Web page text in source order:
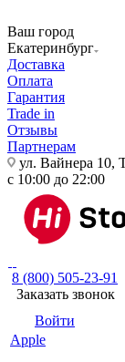
Ваш город
Екатеринбург
Доставка
Оплата
Гарантия
Trade in
Отзывы
Партнерам
ул. Вайнера 10,
с 10:00 до 22:00
8 (800) 505-23-91
Заказать звонок
Войти
Apple